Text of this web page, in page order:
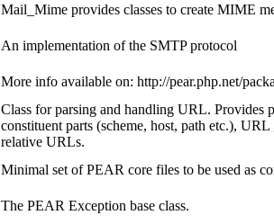
Mail_Mime provides classes to create MIME
An implementation of the SMTP protocol
More info available on: http://pear.php.net/
Class for parsing and handling URL. Provides
constituent parts (scheme, host, path etc.),
relative URLs.
Minimal set of PEAR core files to be used as
The PEAR Exception base class.